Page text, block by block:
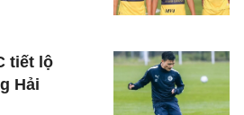
tiết lộ
Hải